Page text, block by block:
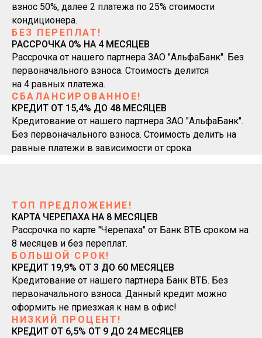
взнос 50%, далее 2 платежа по 25% стоимости
кондиционера.
БЕЗ ПЕРЕПЛАТ!
РАССРОЧКА 0% НА 4 МЕСЯЦЕВ
Рассрочка от нашего партнера ЗАО "АльфаБанк". Без
первоначального взноса. Стоимость делится
на 4 равных платежа.
СБАЛАНСИРОВАННОЕ!
КРЕДИТ ОТ 15,4% ДО 48 МЕСЯЦЕВ
Кредитование от нашего партнера ЗАО "АльфаБанк".
Без первоначального взноса. Стоимость делить на
равные платежи в зависимости от срока
ТОП ПРЕДЛОЖЕНИЕ!
КАРТА ЧЕРЕПАХА НА 8 МЕСЯЦЕВ
Рассрочка по карте "Черепаха" от Банк ВТБ сроком на
8 месяцев и без переплат.
БОЛЬШОЙ СРОК!
КРЕДИТ 19,9% ОТ 3 ДО 60 МЕСЯЦЕВ
Кредитование от нашего партнера Банк ВТБ. Без
первоначального взноса. Данный кредит можно
оформить не приезжая к нам в офис!
НИЗКИЙ ПРОЦЕНТ!
КРЕДИТ ОТ 6,5% ОТ 9 ДО 24 МЕСЯЦЕВ